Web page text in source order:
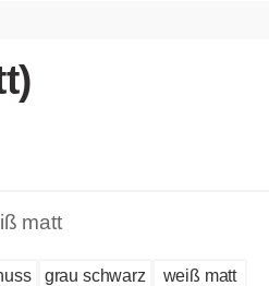
matt
grau schwarz weiß matt